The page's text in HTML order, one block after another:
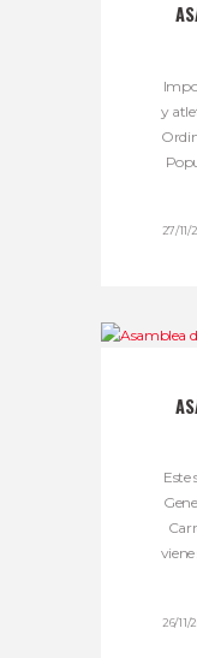
y
27/11/
Este
26/11/